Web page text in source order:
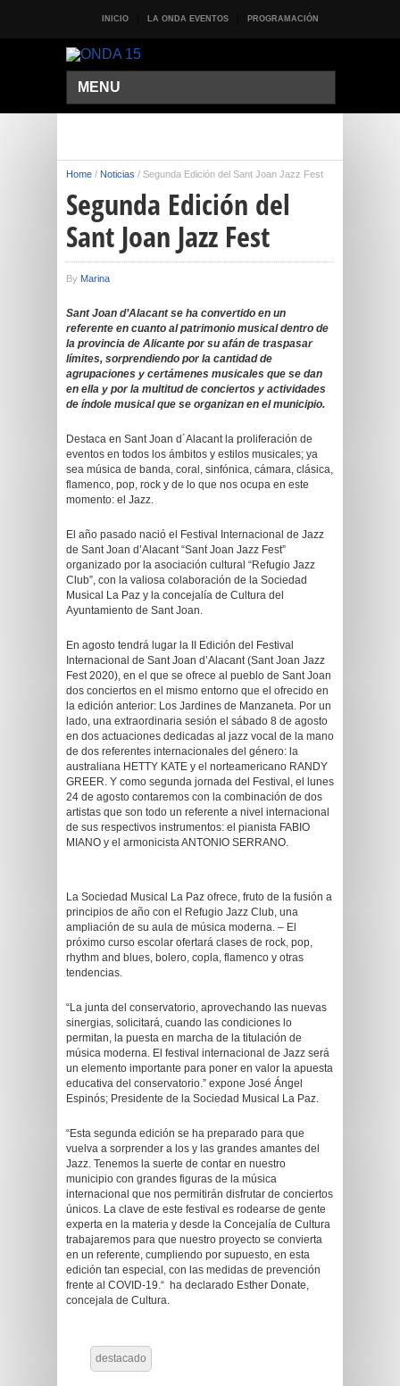
INICIO LA ONDA EVENTOS PROGRAMACIÓN
MENU
Home / Noticias / Segunda Edición del Sant Joan Jazz Fest
Segunda Edición del
Sant Joan Jazz Fest
By Marina
Sant Joan d’Alacant se ha convertido en un
referente en cuanto al patrimonio musical dentro de
la provincia de Alicante por su afán de traspasar
límites, sorprendiendo por la cantidad de
agrupaciones y certámenes musicales que se dan
en ella y por la multitud de conciertos y actividades
de índole musical que se organizan en el municipio.
Destaca en Sant Joan d´Alacant la proliferación de
eventos en todos los ámbitos y estilos musicales; ya
sea música de banda, coral, sinfónica, cámara, clásica,
flamenco, pop, rock y de lo que nos ocupa en este
momento: el Jazz.
El año pasado nació el Festival Internacional de Jazz
de Sant Joan d’Alacant “Sant Joan Jazz Fest”
organizado por la asociación cultural “Refugio Jazz
Club”, con la valiosa colaboración de la Sociedad
Musical La Paz y la concejalía de Cultura del
Ayuntamiento de Sant Joan.
En agosto tendrá lugar la II Edición del Festival
Internacional de Sant Joan d’Alacant (Sant Joan Jazz
Fest 2020), en el que se ofrece al pueblo de Sant Joan
dos conciertos en el mismo entorno que el ofrecido en
la edición anterior: Los Jardines de Manzaneta. Por un
lado, una extraordinaria sesión el sábado 8 de agosto
en dos actuaciones dedicadas al jazz vocal de la mano
de dos referentes internacionales del género: la
australiana HETTY KATE y el norteamericano RANDY
GREER. Y como segunda jornada del Festival, el lunes
24 de agosto contaremos con la combinación de dos
artistas que son todo un referente a nivel internacional
de sus respectivos instrumentos: el pianista FABIO
MIANO y el armonicista ANTONIO SERRANO.
La Sociedad Musical La Paz ofrece, fruto de la fusión a
principios de año con el Refugio Jazz Club, una
ampliación de su aula de música moderna. – El
próximo curso escolar ofertará clases de rock, pop,
rhythm and blues, bolero, copla, flamenco y otras
tendencias.
“La junta del conservatorio, aprovechando las nuevas
sinergias, solicitará, cuando las condiciones lo
permitan, la puesta en marcha de la titulación de
música moderna. El festival internacional de Jazz será
un elemento importante para poner en valor la apuesta
educativa del conservatorio.” expone José Ángel
Espinós; Presidente de la Sociedad Musical La Paz.
“Esta segunda edición se ha preparado para que
vuelva a sorprender a los y las grandes amantes del
Jazz. Tenemos la suerte de contar en nuestro
municipio con grandes figuras de la música
internacional que nos permitirán disfrutar de conciertos
únicos. La clave de este festival es rodearse de gente
experta en la materia y desde la Concejalía de Cultura
trabajaremos para que nuestro proyecto se convierta
en un referente, cumpliendo por supuesto, en esta
edición tan especial, con las medidas de prevención
frente al COVID-19.“ ha declarado Esther Donate,
concejala de Cultura.
destacado